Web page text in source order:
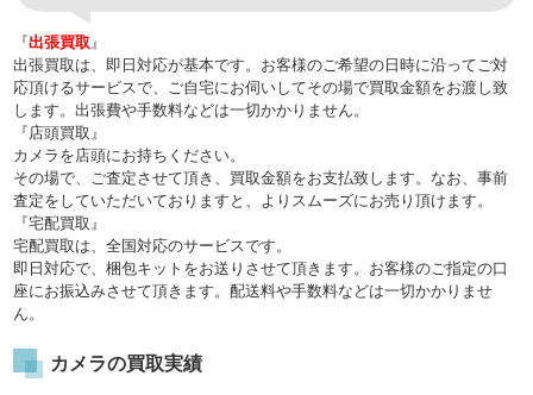
『出張買取 』
出張買取は、即日対応が基本です。お客様のご希望の日時に沿ってご対
応頂けるサービスで、ご自宅にお伺いしてその場で買取金額をお渡し致
します。出張費や手数料などは一切かかりません。
『店頭買取』
カメラを店頭にお持ちください。
その場で、ご査定させて頂き、買取金額をお支払致します。なお、事前
査定をしていただいておりますと、よりスムーズにお売り頂けます。
『宅配買取』
宅配買取は、全国対応のサービスです。
即日対応で、梱包キットをお送りさせて頂きます。お客様のご指定の口
座にお振込みさせて頂きます。配送料や手数料などは一切かかりませ
ん。
カメラの買取実績